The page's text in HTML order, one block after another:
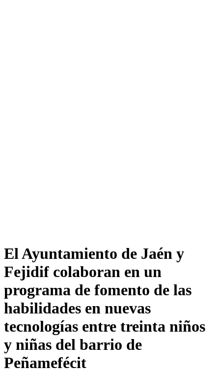
El Ayuntamiento de Jaén y
Fejidif colaboran en un
programa de fomento de las
habilidades en nuevas
tecnologías entre treinta niños
y niñas del barrio de
Peñamefécit